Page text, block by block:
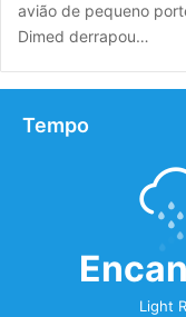
avião de pequeno
Dimed derrapou…
Tempo
Light